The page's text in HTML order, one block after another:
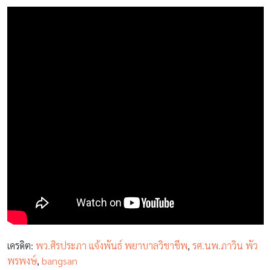
เครดิต: พว.ศิรประภา แจ้งพันธ์ พยาบาลวิชาชีพ, รศ.นพ.ภาวิน พัว
พรพงษ์, bangsan